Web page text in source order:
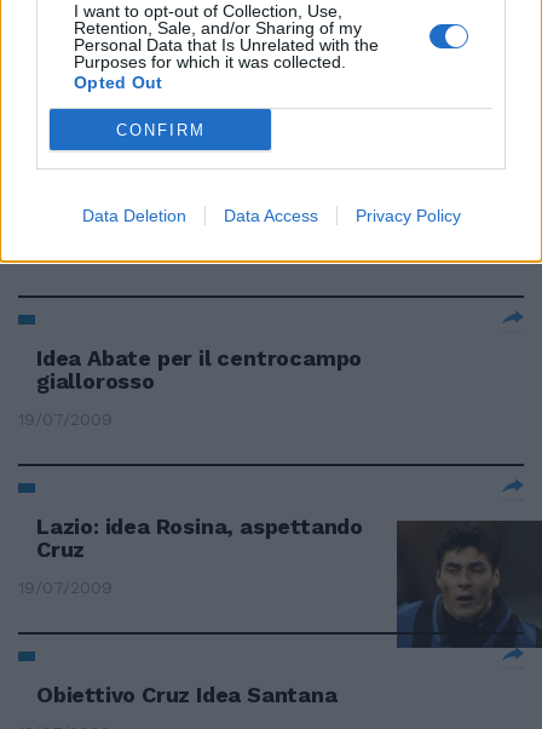
I want to opt-out of Collection, Use,
Retention, Sale, and/or Sharing of my
Personal Data that Is Unrelated with the
Purposes for which it was collected.
Opted Out
CONFIRM
Data Deletion Data Access Privacy Policy
A Lippi piace l'Inno di Mameli
Zaia: «Gli farò cambiare idea»
30/08/2009
serrare i tempi
Idea Abate per il centrocampo
giallorosso
19/07/2009
Lazio: idea Rosina, aspettando
Cruz
19/07/2009
Obiettivo Cruz Idea Santana